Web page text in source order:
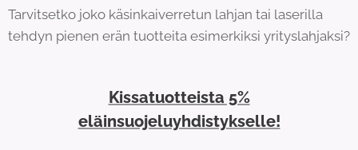
Tarvitsetko joko käsinkaiverretun lahjan tai laserilla
tehdyn pienen erän tuotteita esimerkiksi yrityslahjaksi?
Kissatuotteista 5%
eläinsuojeluyhdistykselle!